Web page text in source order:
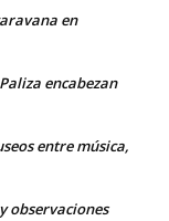
en
encabezan
entre música,
observaciones